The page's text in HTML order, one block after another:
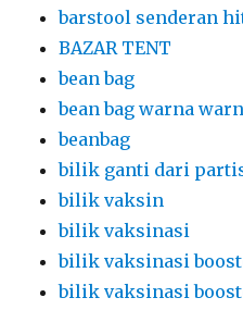
barstool senderan
BAZAR TENT
bean bag
bean bag warna
beanbag
bilik ganti dari
bilik vaksin
bilik vaksinasi
bilik vaksinasi
bilik vaksinasi